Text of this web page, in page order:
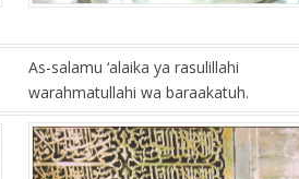
As-salamu ‘alaika ya rasulillahi
warahmatullahi wa baraakatuh.